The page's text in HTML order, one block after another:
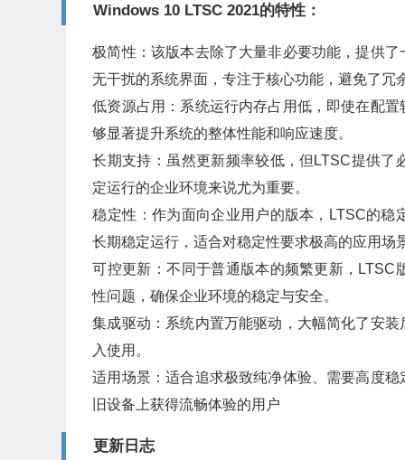
Windows 10 LTSC 2021的特性：‌
极简性‌：该版本去除了大量非必要功能，提供
无干扰的系统界面，专注于核心功能，避免了冗
低资源占用‌：系统运行内存占用低，即使在配
够显著提升系统的整体性能和响应速度‌。
长期支持‌：虽然更新频率较低，但LTSC提供
定运行的企业环境来说尤为重要‌。
稳定性‌：作为面向企业用户的版本，LTSC的
长期稳定运行，适合对稳定性要求极高的应用场
可控更新‌：不同于普通版本的频繁更新，
性问题，确保企业环境的稳定与安全‌。
集成驱动‌：系统内置万能驱动，大幅简化了安
入使用‌。
适用场景‌：适合追求极致纯净体验、需要高度
旧设备上获得流畅体验的用户‌
更新日志